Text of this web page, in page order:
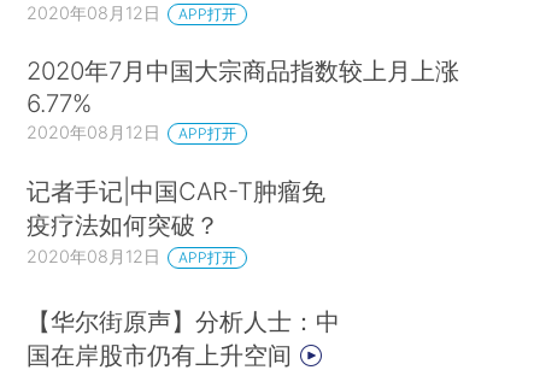
2020年08月12日 APP打开
2020年7月中国大宗商品指数较上月上涨
6.77%
2020年08月12日 APP打开
记者手记|中国CAR-T肿瘤免
疫疗法如何突破？
2020年08月12日 APP打开
【华尔街原声】分析人士：中
国在岸股市仍有上升空间